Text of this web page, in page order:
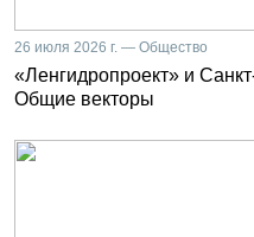
26 июля 2026 г. — Общество
«Ленгидропроект» и
Общие векторы